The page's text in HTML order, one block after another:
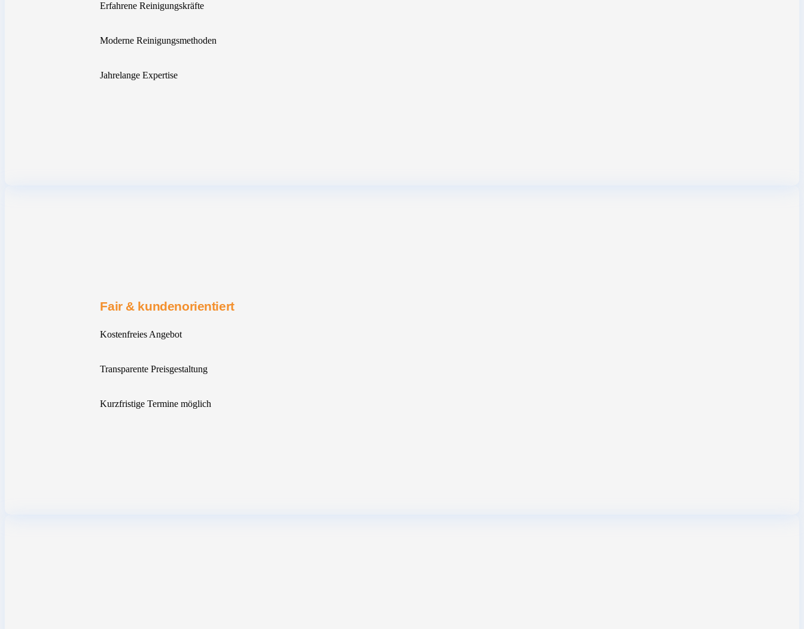
Erfahrene Reinigungskräfte
Moderne Reinigungsmethoden
Jahrelange Expertise
Fair & kundenorientiert
Kostenfreies Angebot
Transparente Preisgestaltung
Kurzfristige Termine möglich